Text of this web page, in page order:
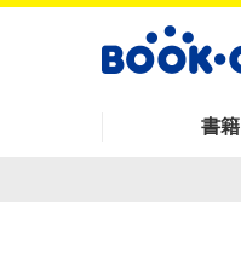
書籍